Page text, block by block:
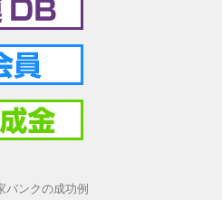
バンクの成功例